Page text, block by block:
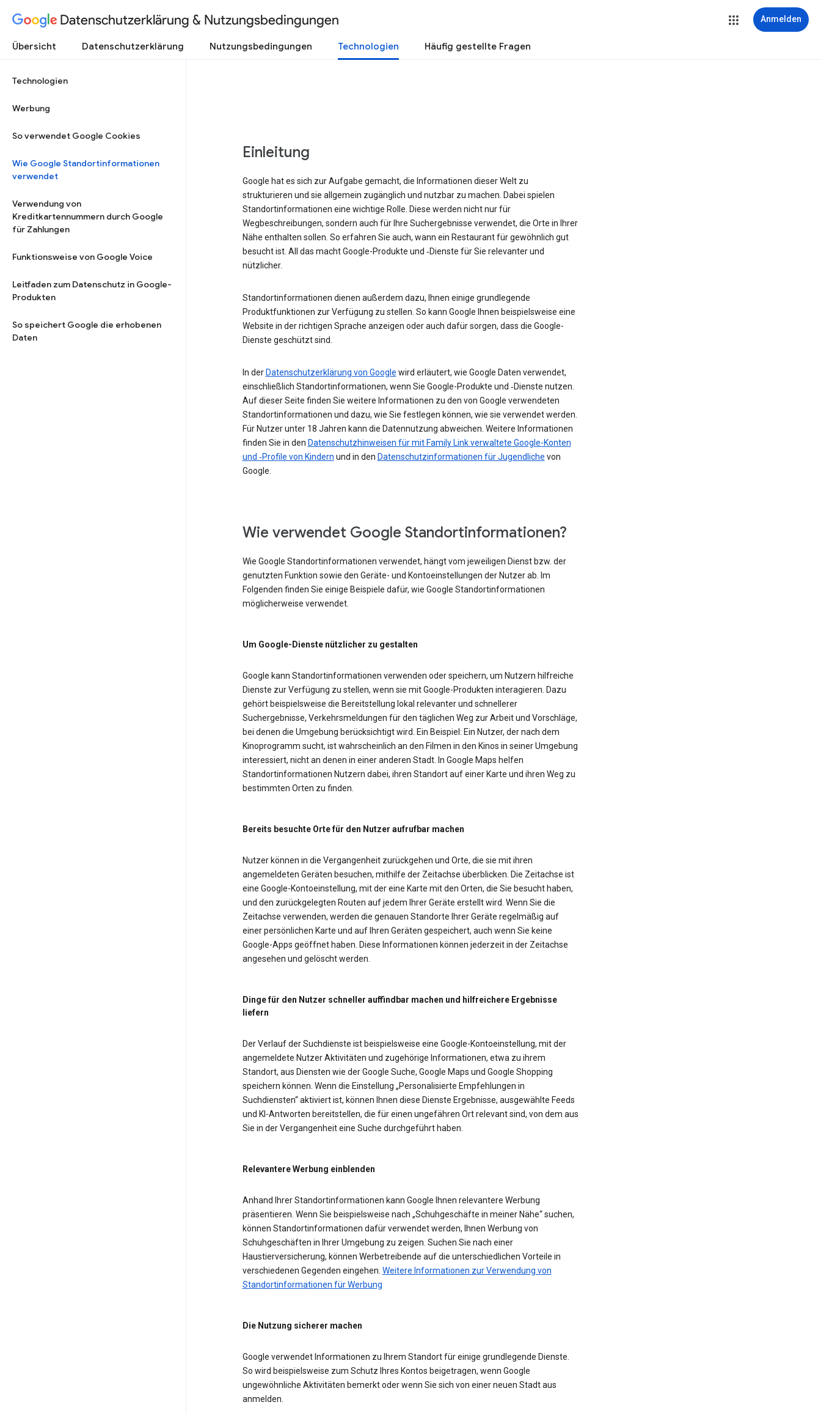
Datenschutzerklärung & Nutzungsbedingungen Anmelden
Übersicht Datenschutzerklärung Nutzungsbedingungen Technologien Häufig gestellte Fragen
Technologien
Werbung
So verwendet Google Cookies
Wie Google Standortinformationen
verwendet
Verwendung von
Kreditkartennummern durch Google
für Zahlungen
Funktionsweise von Google Voice
Leitfaden zum Datenschutz in Google-
Produkten
So speichert Google die erhobenen
Daten
Einleitung
Google hat es sich zur Aufgabe gemacht, die Informationen dieser Welt zu
strukturieren und sie allgemein zugänglich und nutzbar zu machen. Dabei spielen
Standortinformationen eine wichtige Rolle. Diese werden nicht nur für
Wegbeschreibungen, sondern auch für Ihre Suchergebnisse verwendet, die Orte in Ihrer
Nähe enthalten sollen. So erfahren Sie auch, wann ein Restaurant für gewöhnlich gut
besucht ist. All das macht Google-Produkte und ‑Dienste für Sie relevanter und
nützlicher.
Standortinformationen dienen außerdem dazu, Ihnen einige grundlegende
Produktfunktionen zur Verfügung zu stellen. So kann Google Ihnen beispielsweise eine
Website in der richtigen Sprache anzeigen oder auch dafür sorgen, dass die Google-
Dienste geschützt sind.
In der Datenschutzerklärung von Google wird erläutert, wie Google Daten verwendet,
einschließlich Standortinformationen, wenn Sie Google-Produkte und ‑Dienste nutzen.
Auf dieser Seite finden Sie weitere Informationen zu den von Google verwendeten
Standortinformationen und dazu, wie Sie festlegen können, wie sie verwendet werden.
Für Nutzer unter 18 Jahren kann die Datennutzung abweichen. Weitere Informationen
finden Sie in den Datenschutzhinweisen für mit Family Link verwaltete Google-Konten
und ‑Profile von Kindern und in den Datenschutzinformationen für Jugendliche von
Google.
Wie verwendet Google Standortinformationen?
Wie Google Standortinformationen verwendet, hängt vom jeweiligen Dienst bzw. der
genutzten Funktion sowie den Geräte- und Kontoeinstellungen der Nutzer ab. Im
Folgenden finden Sie einige Beispiele dafür, wie Google Standortinformationen
möglicherweise verwendet.
Um Google-Dienste nützlicher zu gestalten
Google kann Standortinformationen verwenden oder speichern, um Nutzern hilfreiche
Dienste zur Verfügung zu stellen, wenn sie mit Google-Produkten interagieren. Dazu
gehört beispielsweise die Bereitstellung lokal relevanter und schnellerer
Suchergebnisse, Verkehrsmeldungen für den täglichen Weg zur Arbeit und Vorschläge,
bei denen die Umgebung berücksichtigt wird. Ein Beispiel: Ein Nutzer, der nach dem
Kinoprogramm sucht, ist wahrscheinlich an den Filmen in den Kinos in seiner Umgebung
interessiert, nicht an denen in einer anderen Stadt. In Google Maps helfen
Standortinformationen Nutzern dabei, ihren Standort auf einer Karte und ihren Weg zu
bestimmten Orten zu finden.
Bereits besuchte Orte für den Nutzer aufrufbar machen
Nutzer können in die Vergangenheit zurückgehen und Orte, die sie mit ihren
angemeldeten Geräten besuchen, mithilfe der Zeitachse überblicken. Die Zeitachse ist
eine Google-Kontoeinstellung, mit der eine Karte mit den Orten, die Sie besucht haben,
und den zurückgelegten Routen auf jedem Ihrer Geräte erstellt wird. Wenn Sie die
Zeitachse verwenden, werden die genauen Standorte Ihrer Geräte regelmäßig auf
einer persönlichen Karte und auf Ihren Geräten gespeichert, auch wenn Sie keine
Google-Apps geöffnet haben. Diese Informationen können jederzeit in der Zeitachse
angesehen und gelöscht werden.
Dinge für den Nutzer schneller auffindbar machen und hilfreichere Ergebnisse
liefern
Der Verlauf der Suchdienste ist beispielsweise eine Google-Kontoeinstellung, mit der
angemeldete Nutzer Aktivitäten und zugehörige Informationen, etwa zu ihrem
Standort, aus Diensten wie der Google Suche, Google Maps und Google Shopping
speichern können. Wenn die Einstellung „Personalisierte Empfehlungen in
Suchdiensten“ aktiviert ist, können Ihnen diese Dienste Ergebnisse, ausgewählte Feeds
und KI-Antworten bereitstellen, die für einen ungefähren Ort relevant sind, von dem aus
Sie in der Vergangenheit eine Suche durchgeführt haben.
Relevantere Werbung einblenden
Anhand Ihrer Standortinformationen kann Google Ihnen relevantere Werbung
präsentieren. Wenn Sie beispielsweise nach „Schuhgeschäfte in meiner Nähe“ suchen,
können Standortinformationen dafür verwendet werden, Ihnen Werbung von
Schuhgeschäften in Ihrer Umgebung zu zeigen. Suchen Sie nach einer
Haustierversicherung, können Werbetreibende auf die unterschiedlichen Vorteile in
verschiedenen Gegenden eingehen. Weitere Informationen zur Verwendung von
Standortinformationen für Werbung
Die Nutzung sicherer machen
Google verwendet Informationen zu Ihrem Standort für einige grundlegende Dienste.
So wird beispielsweise zum Schutz Ihres Kontos beigetragen, wenn Google
ungewöhnliche Aktivitäten bemerkt oder wenn Sie sich von einer neuen Stadt aus
anmelden.